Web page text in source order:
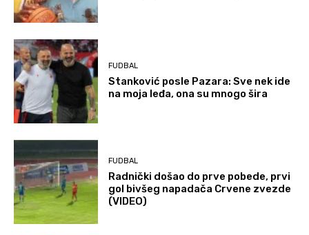
FUDBAL
Stanković posle Pazara: Sve nek ide
na moja leđa, ona su mnogo šira
FUDBAL
Radnički došao do prve pobede, prvi
gol bivšeg napadača Crvene zvezde
(VIDEO)